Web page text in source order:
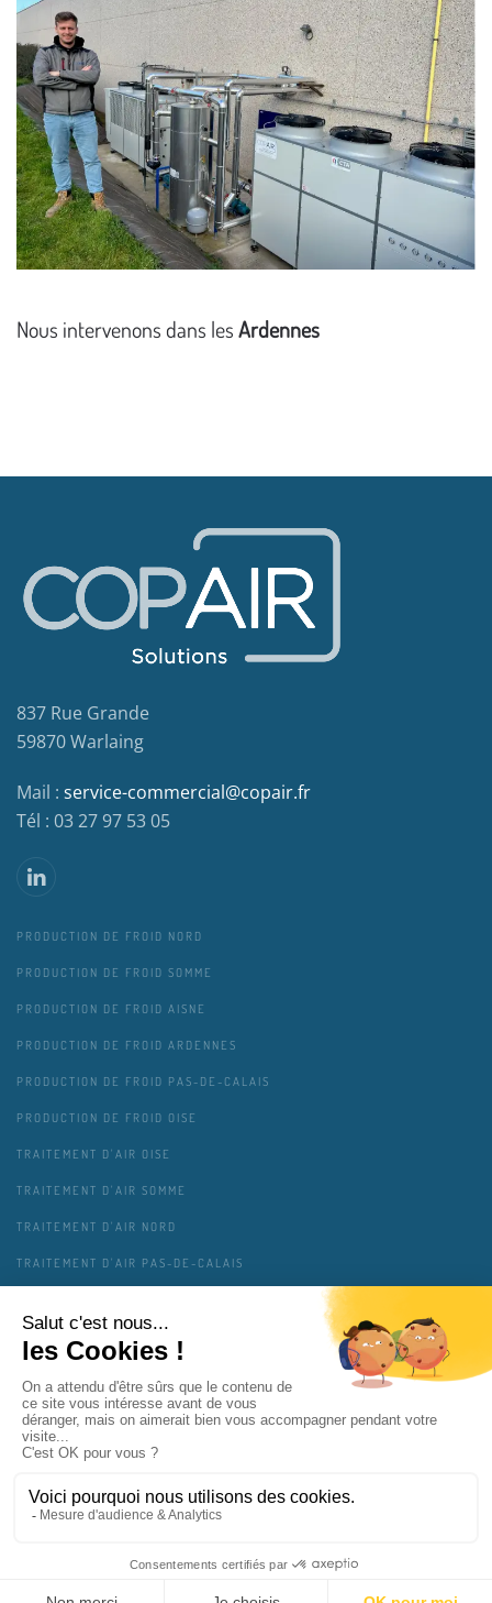
Nous intervenons dans lesArdennes
837 Rue Grande
59870 Warlaing
Mail : service-commercial@copair.fr
Tél : 03 27 97 53 05
PRODUCTION DE FROID NORD
PRODUCTION DE FROID SOMME
PRODUCTION DE FROID AISNE
PRODUCTION DE FROID ARDENNES
PRODUCTION DE FROID PAS-DE-CALAIS
PRODUCTION DE FROID OISE
TRAITEMENT D'AIR OISE
TRAITEMENT D'AIR SOMME
TRAITEMENT D'AIR NORD
TRAITEMENT D'AIR PAS-DE-CALAIS
GESTION DES COOKIES
VIE PRIVÉE
COPAIR SOLUTIONS INTERVIENT PRÈS DE CHEZ VOUS
MAJ 01/2025 - RETROUVEZ NOUS ÉGALEMENT SURCOPAIR.FR